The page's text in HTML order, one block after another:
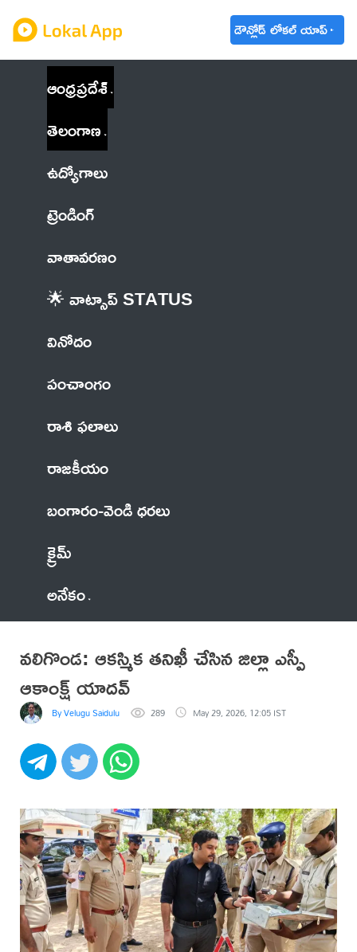
డౌన్లోడ్ లోకల్ యాప్
ఆంధ్రప్రదేశ్
తెలంగాణ
ఉద్యోగాలు
ట్రెండింగ్
వాతావరణం
🌟 వాట్సాప్ STATUS
వినోదం
పంచాంగం
రాశి ఫలాలు
రాజకీయం
బంగారం-వెండి ధరలు
క్రైమ్
అనేకం
వలిగొండ: ఆకస్మిక తనిఖీ చేసిన జిల్లా ఎస్పీ
ఆకాంక్ష్ యాదవ్
By Velugu Saidulu 289 May 29, 2026, 12:05 IST